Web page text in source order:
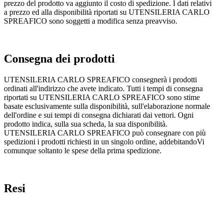
prezzo del prodotto va aggiunto il costo di spedizione. I dati relativi
a prezzo ed alla disponibilità riportati su UTENSILERIA CARLO
SPREAFICO sono soggetti a modifica senza preavviso.
Consegna dei prodotti
UTENSILERIA CARLO SPREAFICO consegnerà i prodotti
ordinati all'indirizzo che avete indicato. Tutti i tempi di consegna
riportati su UTENSILERIA CARLO SPREAFICO sono stime
basate esclusivamente sulla disponibilità, sull'elaborazione normale
dell'ordine e sui tempi di consegna dichiarati dai vettori. Ogni
prodotto indica, sulla sua scheda, la sua disponibilità.
UTENSILERIA CARLO SPREAFICO può consegnare con più
spedizioni i prodotti richiesti in un singolo ordine, addebitandoVi
comunque soltanto le spese della prima spedizione.
Resi